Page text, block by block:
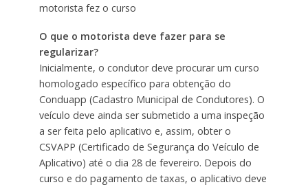
motorista fez o curso
O que o motorista deve fazer para se
regularizar?
Inicialmente, o condutor deve procurar um curso
homologado específico para obtenção do
Conduapp (Cadastro Municipal de Condutores). O
veículo deve ainda ser submetido a uma inspeção
a ser feita pelo aplicativo e, assim, obter o
CSVAPP (Certificado de Segurança do Veículo de
Aplicativo) até o dia 28 de fevereiro. Depois do
curso e do pagamento de taxas, o aplicativo deve